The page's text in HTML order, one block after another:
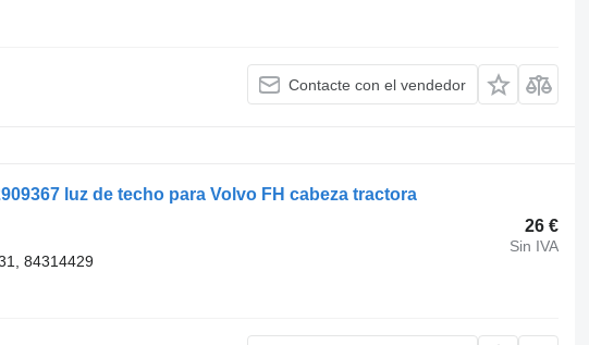
Contacte con el vendedor
luz de techo para Volvo FH cabeza tractora
26 €
Sin IVA
84314429